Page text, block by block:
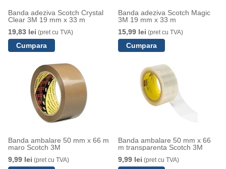
Banda adeziva Scotch Crystal
Clear 3M 19 mm x 33 m
19,83 lei (pret cu TVA)
Banda adeziva Scotch Magic
3M 19 mm x 33 m
15,99 lei (pret cu TVA)
Banda ambalare 50 mm x 66 m
maro Scotch 3M
9,99 lei (pret cu TVA)
Banda ambalare 50 mm x 66
m transparenta Scotch 3M
9,99 lei (pret cu TVA)